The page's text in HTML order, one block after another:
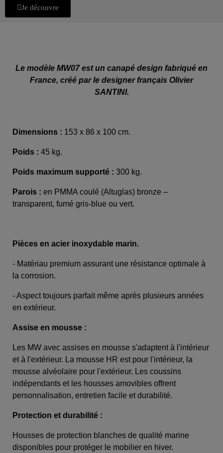
Je découvre
Le modèle MW07 est un canapé design fabriqué en
France, créé par le designer français Olivier
SANTINI.
Dimensions : 153 x 86 x 100 cm.
Poids : 45 kg.
Poids maximum supporté : 300 kg.
Parois : en PMMA coulé (Altuglas) bronze –
transparent, fumé gris-blue ou vert.
Pièces en acier inoxydable marin.
- Matériau premium assurant une résistance optimale à
la corrosion.
- Aspect toujours parfait même après plusieurs années
en extérieur.
Assise en mousse :
Les MW avec assises en mousse s'adaptent à l'intérieur
et à l'extérieur. La mousse HR est pour l'intérieur, la
mousse alvéolaire pour l'extérieur. Les coussins
indépendants et les housses amovibles offrent
personnalisation, entretien facile et durabilité.
Protection et durabilité :
Housses de protection blanches de qualité marine
disponibles pour protéger le mobilier en hiver.